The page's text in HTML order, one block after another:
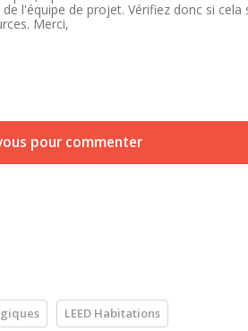
l'équipe de projet. Vérifiez donc si cela
Merci,
pour commenter
LEED Habitations